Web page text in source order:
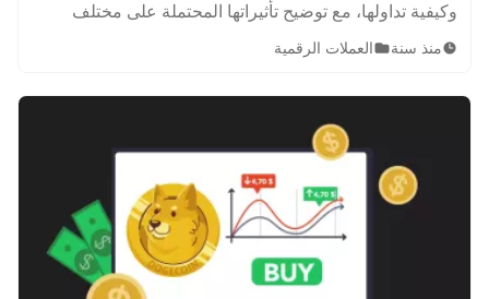
وكيفية تداولها، مع توضيح تأثيراتها المحتملة على مختلف
الصناعات، مخاطر تداولها والأرباح التي يمكن تحقيقها.
منذ سنة العملات الرقمية